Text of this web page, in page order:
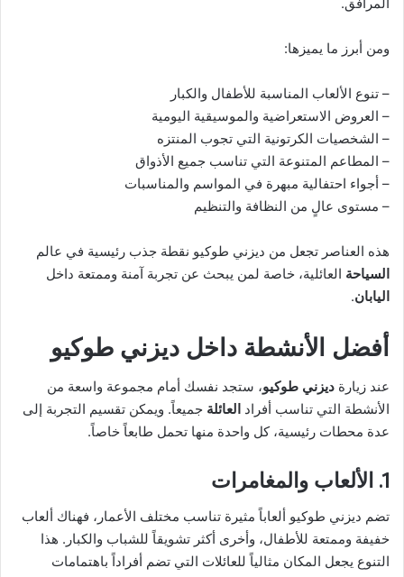
ومن أبرز ما يميزها:
– تنوع الألعاب المناسبة للأطفال والكبار
– العروض الاستعراضية والموسيقية اليومية
– الشخصيات الكرتونية التي تجوب المنتزه
– المطاعم المتنوعة التي تناسب جميع الأذواق
– أجواء احتفالية مبهرة في المواسم والمناسبات
– مستوى عالٍ من النظافة والتنظيم
هذه العناصر تجعل من ديزني طوكيو نقطة جذب رئيسية في عالم
السياحة العائلية، خاصة لمن يبحث عن تجربة آمنة وممتعة داخل
اليابان.
أفضل الأنشطة داخل ديزني طوكيو
عند زيارة ديزني طوكيو، ستجد نفسك أمام مجموعة واسعة من
الأنشطة التي تناسب أفراد العائلة جميعاً. ويمكن تقسيم التجربة إلى
عدة محطات رئيسية، كل واحدة منها تحمل طابعاً خاصاً.
1. الألعاب والمغامرات
تضم ديزني طوكيو ألعاباً مثيرة تناسب مختلف الأعمار، فهناك ألعاب
خفيفة وممتعة للأطفال، وأخرى أكثر تشويقاً للشباب والكبار. هذا
التنوع يجعل المكان مثالياً للعائلات التي تضم أفراداً باهتمامات